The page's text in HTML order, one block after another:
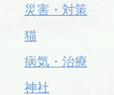
災害・対策
猫
病気・治療
神社